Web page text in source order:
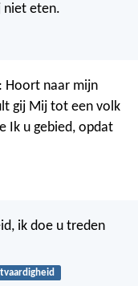
niet eten.
Hoort naar mijn
gij Mij tot een volk
Ik u gebied, opdat
ik doe u treden